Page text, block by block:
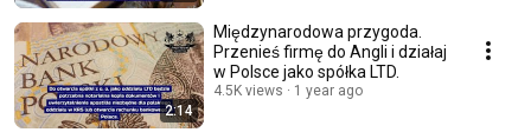
2:14
Międzynarodowa przygoda.
Przenieś firmę do Angli i działaj
w Polsce jako spółka LTD.
4.5K views 1 year ago